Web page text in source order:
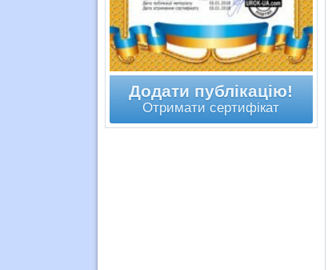
Додати публікацію!
Отримати сертифікат